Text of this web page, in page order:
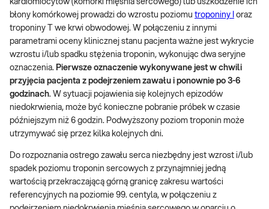
kardiomiocytów (komórki mięśnia sercowego) lub uszkodzenie ich
błony komórkowej prowadzi do wzrostu poziomu troponiny I
oraz
troponiny T we krwi obwodowej. W połączeniu z innymi
parametrami oceny klinicznej stanu pacjenta ważne jest wykrycie
wzrostu i/lub spadku stężenia troponin, wykonując dwa seryjne
oznaczenia. Pierwsze oznaczenie wykonywane jest w chwili
przyjęcia pacjenta z podejrzeniem zawału i ponownie po 3-6
godzinach. W sytuacji pojawienia się kolejnych epizodów
niedokrwienia, może być konieczne pobranie próbek w czasie
późniejszym niż 6 godzin. Podwyższony poziom troponin może
utrzymywać się przez kilka kolejnych dni.
Do rozpoznania ostrego zawału serca niezbędny jest wzrost i/lub
spadek poziomu troponin sercowych z przynajmniej jedną
wartością przekraczającą górną granicę zakresu wartości
referencyjnych na poziomie 99. centyla, w połączeniu z